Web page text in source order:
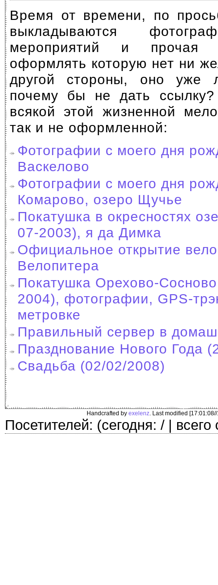
Время от времени, по
выкладываются
мероприятий и прочая
оформлять которую нет ни
другой стороны, оно уже
почему бы не дать
всякой этой жизненной
так и не оформленной:
Фотографии с моего дня
Васкелово
Фотографии с моего дня
Комарово, озеро Щучье
Покатушка в окресностях
07-2003), я да Димка
Официальное открытие
Велопитера
Покатушка Орехово-
2004), фотографии, GPS-
метровке
Правильный сервер в
Празднование Нового Года
Свадьба (02/02/2008)
Handcrafted by exelenz. Last modified
Посетителей: (сегодня: / |